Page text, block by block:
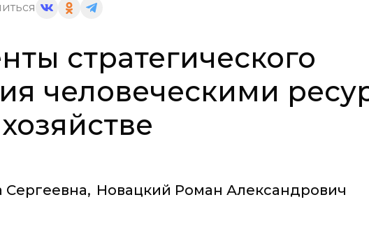
стратегического
человеческими
Сергеевна, Новацкий Роман Александрович